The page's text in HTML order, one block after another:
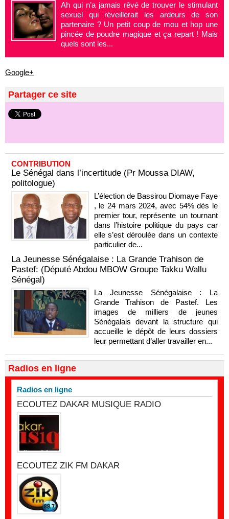
Ah qui n’a jamais rêvé de trouver le stimulant
sexuel qui réveillerait les ardeurs de son
partenaire ? Un petit coup de mou et hop une
pincée de poudre magique et ça repart ! Mais
quels sont les...
Google+
Partager ce site
CONTRIBUTION
Le Sénégal dans l’incertitude (Pr Moussa DIAW,
politologue)
L’élection de Bassirou Diomaye Faye
, le 24 mars 2024, avec 54% dès le
premier tour, représente un tournant
dans l’histoire politique du pays car
elle s’est déroulée dans un contexte
particulier de...
La Jeunesse Sénégalaise : La Grande Trahison de
Pastef: (Député Abdou MBOW Groupe Takku Wallu
Sénégal)
La Jeunesse Sénégalaise : La
Grande Trahison de Pastef. Les
images de milliers de jeunes
Sénégalais devant la structure qui
accueille le dépôt de leurs dossiers
leur permettant d’aller travailler en...
Radios en ligne
Radios en ligne
ECOUTEZ DAKAR MUSIQUE RADIO
ECOUTEZ ZIK FM DAKAR